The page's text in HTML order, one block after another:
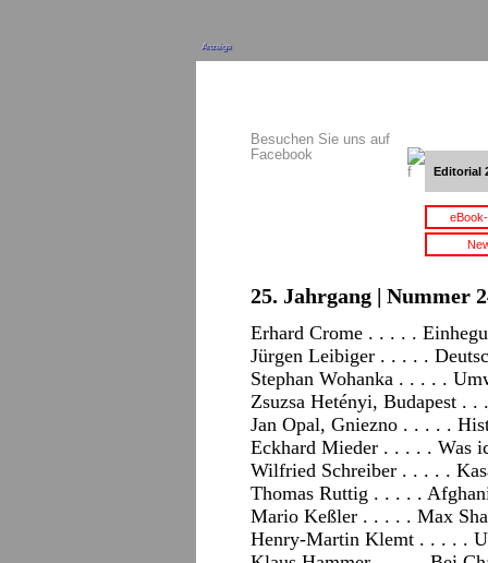
Anzeige
Besuchen Sie uns auf
Facebook
Editorial
25. Jahrgang | Nummer
Erhard Crome . . . . .
Jürgen Leibiger . . . . .
Stephan Wohanka . . . . .
Zsuzsa Hetényi, Budapest .
Jan Opal, Gniezno . . . . .
Eckhard Mieder . . . . . Was
Wilfried Schreiber . . . . .
Thomas Ruttig . . . . .
Mario Keßler . . . . . Max
Henry-Martin Klemt . . . . .